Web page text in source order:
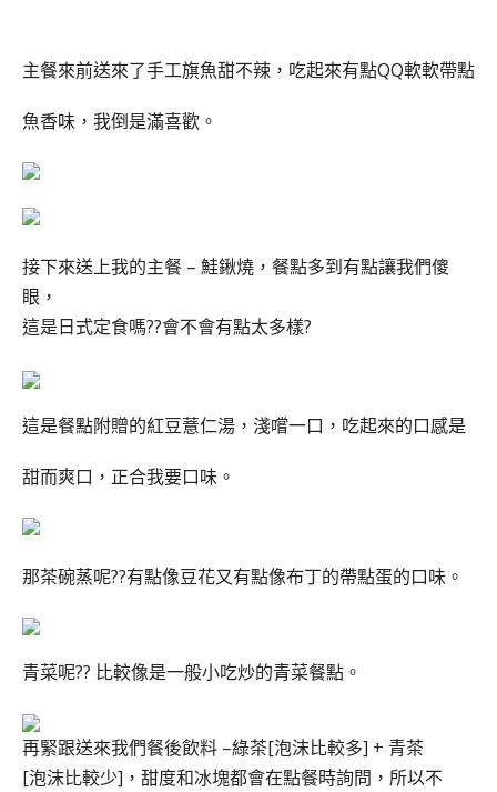
主餐來前送來了手工旗魚甜不辣，吃起來有點QQ軟軟帶點
魚香味，我倒是滿喜歡。
接下來送上我的主餐 – 鮭鍬燒 ，餐點多到有點讓我們傻
眼，
這是日式定食嗎??會不會有點太多樣?
這是餐點附贈的紅豆薏仁湯，淺嚐一口，吃起來的口感是
甜而爽口，正合我要口味。
那茶碗蒸呢??有點像豆花又有點像布丁的帶點蛋的口味。
青菜呢?? 比較像是一般小吃炒的青菜餐點。
再緊跟送來我們餐後飲料 –綠茶[泡沫比較多] + 青茶
[泡沫比較少]，甜度和冰塊都會在點餐時詢問，所以不